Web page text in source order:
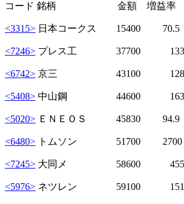
コード 銘柄 金額 増益
<3315> 日本コークス 15400
<7246> プレス工 37700 133
<6742> 京三 43100 128
<5408> 中山鋼 44600 163
<5020> ＥＮＥＯＳ 45830 94.9
<6480> トムソン 51700
<7245> 大同メ 58600 455
<5976> ネツレン 59100